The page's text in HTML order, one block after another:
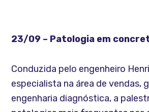
23/09 – Patologia em
Conduzida pelo engenheiro
especialista na área de vendas,
engenharia diagnóstica, a